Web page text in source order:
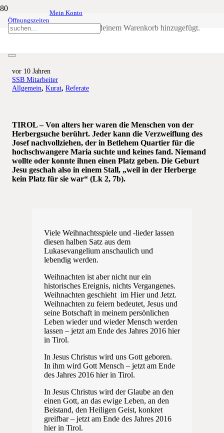
Öffnungszeiten
Mein Konto
wurde deinem Warenkorb hinzugefügt.
Weihnachtsbotschaft:
vor 10 Jahren
SSB Mitarbeiter
Allgemein, Kurat, Referate
TIROL – Von alters her waren die Menschen von der
Herbergsuche berührt. Jeder kann die Verzweiflung des
Josef nachvollziehen, der in Betlehem Quartier für die
hochschwangere Maria suchte und keines fand. Niemand
wollte oder konnte ihnen einen Platz geben. Die Geburt
Jesu geschah also in einem Stall, „weil in der Herberge
kein Platz für sie war“ (Lk 2, 7b).
Viele Weihnachtsspiele und -lieder lassen
diesen halben Satz aus dem
Lukasevangelium anschaulich und
lebendig werden.
Weihnachten ist aber nicht nur ein
historisches Ereignis, nichts Vergangenes.
Weihnachten geschieht im Hier und Jetzt.
Weihnachten zu feiern bedeutet, Jesus und
seine Botschaft in meinem persönlichen
Leben wieder und wieder Mensch werden
lassen – jetzt am Ende des Jahres 2016 hier
in Tirol.
In Jesus Christus wird uns Gott geboren.
In ihm wird Gott Mensch – jetzt am Ende
des Jahres 2016 hier in Tirol.
In Jesus Christus wird der Glaube an den
einen Gott, an das ewige Leben, an den
Beistand, den Heiligen Geist, konkret
greifbar – jetzt am Ende des Jahres 2016
hier in Tirol.